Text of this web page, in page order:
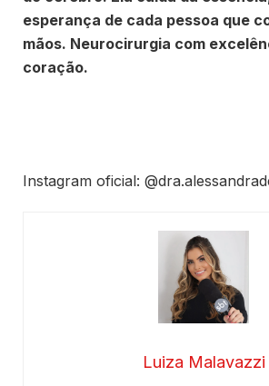
esperança de cada pessoa que
mãos. Neurocirurgia com
coração.
Instagram oficial:
Luiza Malavazzi